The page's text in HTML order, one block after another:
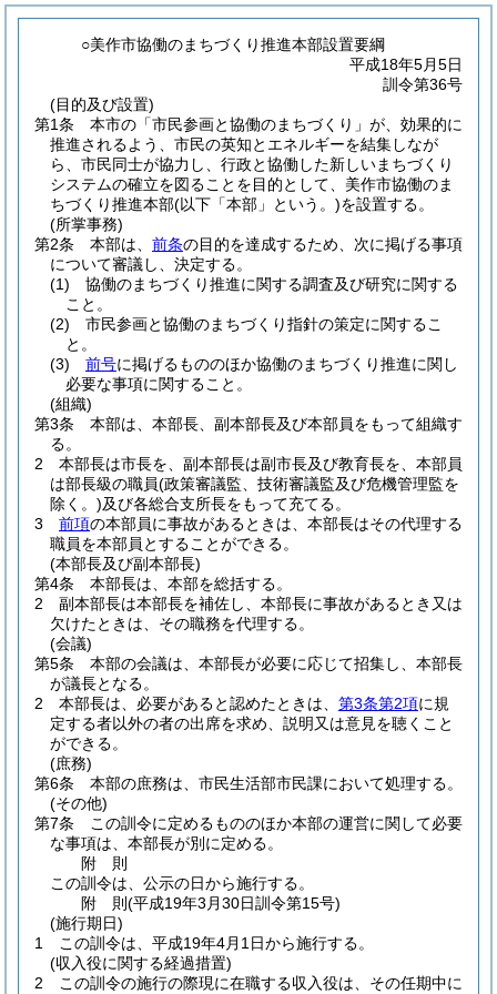
○美作市協働のまちづくり推進本部設置要綱
平成18年5月5日
訓令第36号
(目的及び設置)
第1条
本市の「市民参画と協働のまちづくり」が、効果的に
推進されるよう、市民の英知とエネルギーを結集しなが
ら、市民同士が協力し、行政と協働した新しいまちづくり
システムの確立を図ることを目的として、美作市協働のま
ちづくり推進本部(以下「本部」という。)を設置する。
(所掌事務)
第2条
本部は、 前条の目的を達成するため、次に掲げる事項
について審議し、決定する。
(1)
協働のまちづくり推進に関する調査及び研究に関する
こと。
(2)
市民参画と協働のまちづくり指針の策定に関するこ
と。
(3)
前号に掲げるもののほか協働のまちづくり推進に関し
必要な事項に関すること。
(組織)
第3条
本部は、本部長、副本部長及び本部員をもって組織す
る。
2
本部長は市長を、副本部長は副市長及び教育長を、本部員
は部長級の職員(政策審議監、技術審議監及び危機管理監を
除く。)及び各総合支所長をもって充てる。
3
前項の本部員に事故があるときは、本部長はその代理する
職員を本部員とすることができる。
(本部長及び副本部長)
第4条
本部長は、本部を総括する。
2
副本部長は本部長を補佐し、本部長に事故があるとき又は
欠けたときは、その職務を代理する。
(会議)
第5条
本部の会議は、本部長が必要に応じて招集し、本部長
が議長となる。
2
本部長は、必要があると認めたときは、 第3条第2項に規
定する者以外の者の出席を求め、説明又は意見を聴くこと
ができる。
(庶務)
第6条
本部の庶務は、市民生活部市民課において処理する。
(その他)
第7条
この訓令に定めるもののほか本部の運営に関して必要
な事項は、本部長が別に定める。
附 則
この訓令は、公示の日から施行する。
附 則(平成19年3月30日訓令第15号)
(施行期日)
1
この訓令は、平成19年4月1日から施行する。
(収入役に関する経過措置)
2
この訓令の施行の際現に在職する収入役は、その任期中に